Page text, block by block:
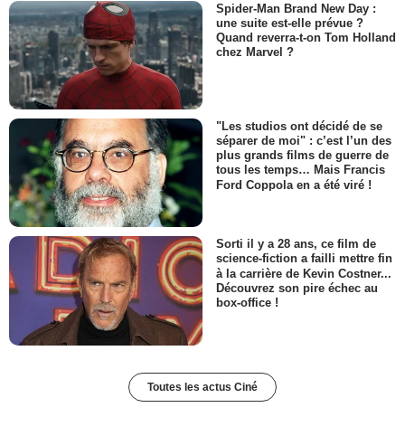
Spider-Man Brand New Day :
une suite est-elle prévue ?
Quand reverra-t-on Tom Holland
chez Marvel ?
"Les studios ont décidé de se
séparer de moi" : c’est l’un des
plus grands films de guerre de
tous les temps… Mais Francis
Ford Coppola en a été viré !
Sorti il y a 28 ans, ce film de
science-fiction a failli mettre fin
à la carrière de Kevin Costner...
Découvrez son pire échec au
box-office !
Toutes les actus Ciné